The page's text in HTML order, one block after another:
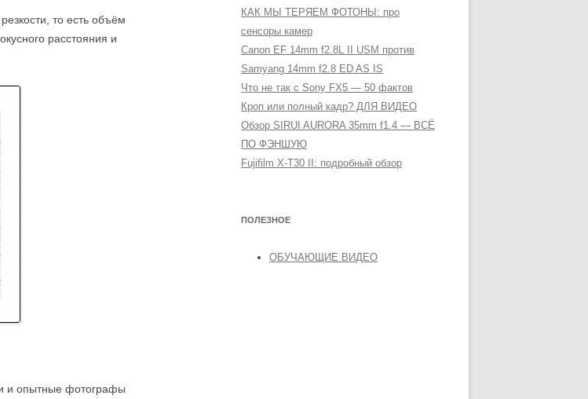
то есть объём
расстояния и
и опытные фотографы
КАК МЫ ТЕРЯЕМ ФОТОНЫ: про
сенсоры камер
Canon EF 14mm f2.8L II USM против
Samyang 14mm f2.8 ED AS IS
Что не так с Sony FX5 — 50 фактов
Кроп или полный кадр? ДЛЯ ВИДЕО
Обзор SIRUI AURORA 35mm f1.4 — ВСЁ
ПО ФЭНШУЮ
Fujifilm X-T30 II: подробный обзор
ПОЛЕЗНОЕ
ОБУЧАЮЩИЕ ВИДЕО